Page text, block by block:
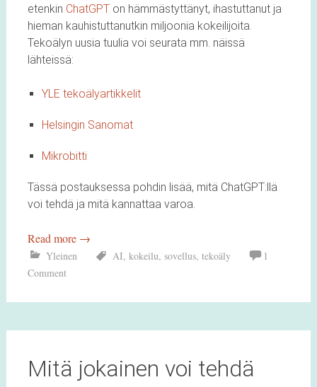
etenkin ChatGPTon hämmästyttänyt, ihastuttanut ja
hieman kauhistuttanutkin miljoonia kokeilijoita.
Tekoälyn uusia tuulia voi seurata mm. näissä
lähteissä:
YLE tekoälyartikkelit
Helsingin Sanomat
Mikrobitti
Tässä postauksessa pohdin lisää, mitä ChatGPT:llä
voi tehdä ja mitä kannattaa varoa.
Read more →
Yleinen AI, kokeilu, sovellus, tekoäly
1
Comment
Mitä jokainen voi tehdä